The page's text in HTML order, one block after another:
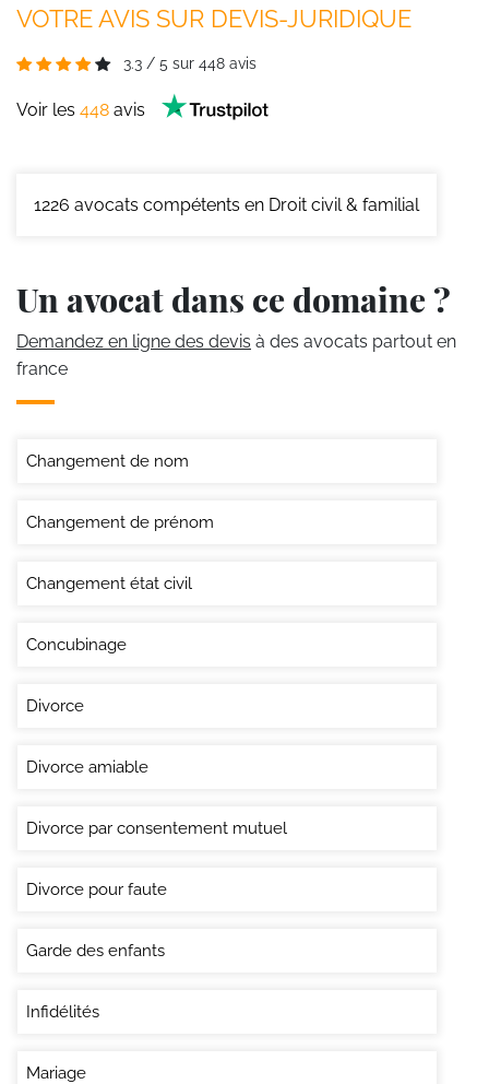
VOTRE AVIS SUR DEVIS-JURIDIQUE
3.3 / 5 sur 448 avis
Voir les 448 avis
1226 avocats compétents en Droit civil & familial
Un avocat dans ce domaine ?
Demandez en ligne des devis à des avocats partout en
france
Changement de nom
Changement de prénom
Changement état civil
Concubinage
Divorce
Divorce amiable
Divorce par consentement mutuel
Divorce pour faute
Garde des enfants
Infidélités
Mariage